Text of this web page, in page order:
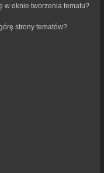
w oknie tworzenia tematu?
strony tematów?